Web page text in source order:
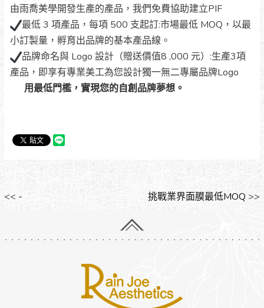
由雨喬美學開發生產的產品，我們免費協助建立PIF
最低 3 項產品，每項 500 支起訂:市場最低 MOQ，以最
小訂製量，孵育出品牌的基本產品線。
品牌命名與 Logo 設計（贈送價值8 ,000 元）:生產3項
產品，即享有專業美工為您設計獨一無二專屬品牌Logo
用最低門檻，實現您的自創品牌夢想。
<< - 挑戰業界面膜最低MOQ >>